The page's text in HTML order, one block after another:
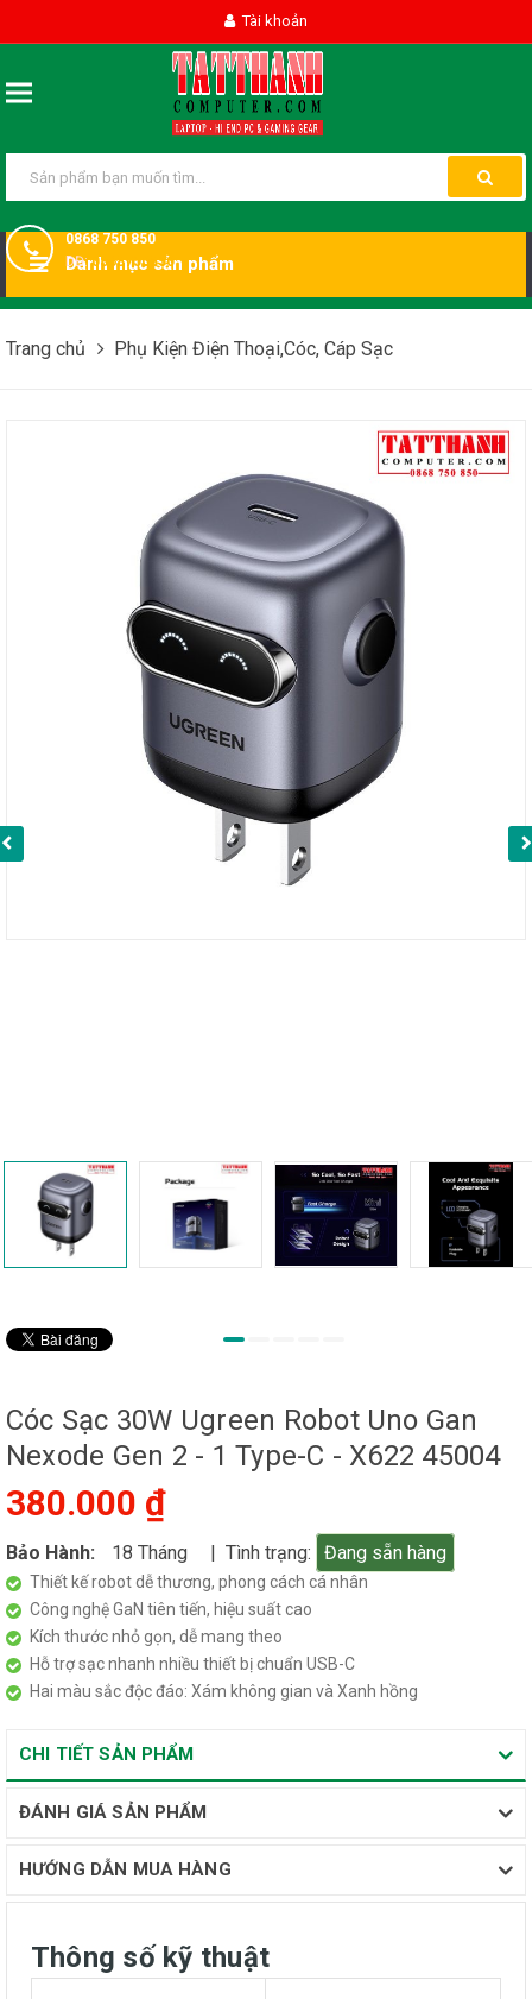
Tài khoản
0868 750 850
DĐ:0868750850
Danh mục sản phẩm
Trang chủ Phụ Kiện Điện Thoại,Cóc, Cáp Sạc
Cóc Sạc 30W Ugreen Robot Uno Gan
Nexode Gen 2 - 1 Type-C - X622 45004
380.000 ₫
Bảo Hành: 18 Tháng | Tình trạng: Đang sẵn hàng
Thiết kế robot dễ thương, phong cách cá nhân
Công nghệ GaN tiên tiến, hiệu suất cao
Kích thước nhỏ gọn, dễ mang theo
Hỗ trợ sạc nhanh nhiều thiết bị chuẩn USB-C
Hai màu sắc độc đáo: Xám không gian và Xanh hồng
CHI TIẾT SẢN PHẨM
ĐÁNH GIÁ SẢN PHẨM
HƯỚNG DẪN MUA HÀNG
Thông số kỹ thuật